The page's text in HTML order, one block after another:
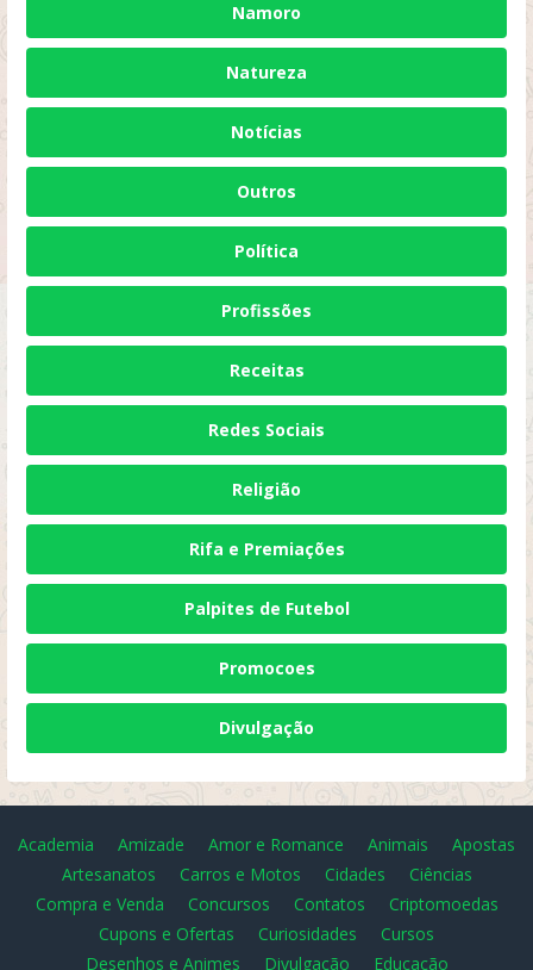
Namoro
Natureza
Notícias
Outros
Política
Profissões
Receitas
Redes Sociais
Religião
Rifa e Premiações
Palpites de Futebol
Promocoes
Divulgação
Academia Amizade Amor e Romance Animais
Apostas
Artesanatos
Carros e Motos Cidades
Ciências
Compra e Venda
Concursos Contatos
Criptomoedas
Cupons e Ofertas
Curiosidades
Cursos
Desenhos e Animes
Divulgação Educação